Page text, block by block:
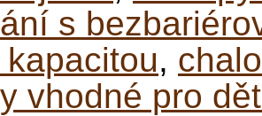
s
,
vhodné pro